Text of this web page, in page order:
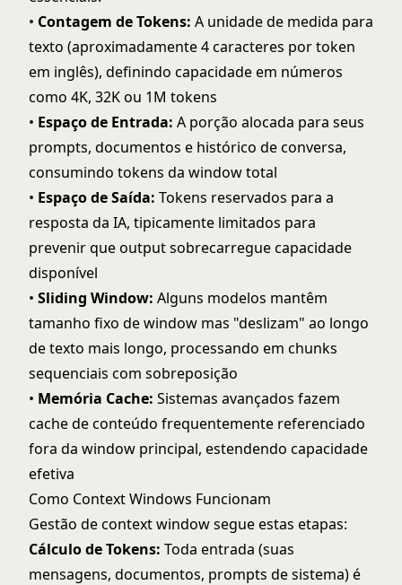
• Contagem de Tokens: A unidade de medida para
texto (aproximadamente 4 caracteres por token
em inglês), definindo capacidade em números
como 4K, 32K ou 1M tokens
• Espaço de Entrada: A porção alocada para seus
prompts, documentos e histórico de conversa,
consumindo tokens da window total
• Espaço de Saída: Tokens reservados para a
resposta da IA, tipicamente limitados para
prevenir que output sobrecarregue capacidade
disponível
• Sliding Window: Alguns modelos mantêm
tamanho fixo de window mas "deslizam" ao longo
de texto mais longo, processando em chunks
sequenciais com sobreposição
• Memória Cache: Sistemas avançados fazem
cache de conteúdo frequentemente referenciado
fora da window principal, estendendo capacidade
efetiva
Como Context Windows Funcionam
Gestão de context window segue estas etapas:
Cálculo de Tokens: Toda entrada (suas
mensagens, documentos, prompts de sistema) é